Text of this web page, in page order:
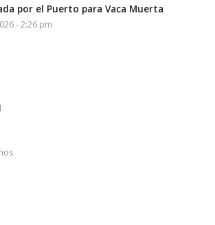
por el Puerto para Vaca Muerta
- 2:26 pm